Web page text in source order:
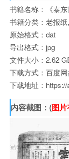
书籍名称：《泰
书籍分类：老报
原始格式：dat
导出格式：jpg
文件大小：2.62
下载方式：百度
下载地址：
内容截图：(图